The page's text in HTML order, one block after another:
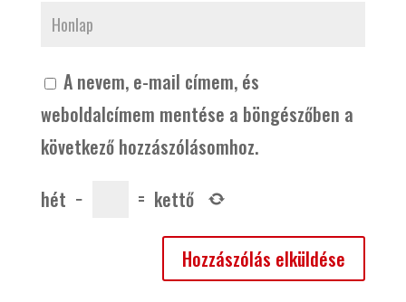
A nevem, e-mail címem, és
weboldalcímem mentése a böngészőben a
következő hozzászólásomhoz.
hét − = kettő